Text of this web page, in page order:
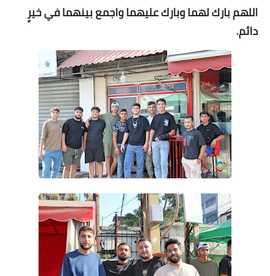
اللهم بارك لهما وبارك عليهما واجمع بينهما في خيرٍ
دائم.